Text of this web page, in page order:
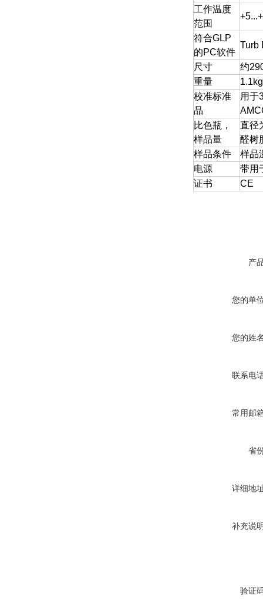
工作温度
范围
符合GLP
的PC软件
Turb
尺寸
约
重量
1.1kg
校准标准
品
用于
比色瓶，
样品量
直径
醛树
样品条件
样品
电源
带用
证书
CE
产
您的单
您的姓
联系电
常用邮
省
详细地
补充说
验证